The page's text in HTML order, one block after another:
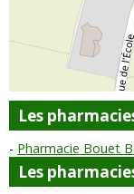
Les
Pharmacie Bouet
Les